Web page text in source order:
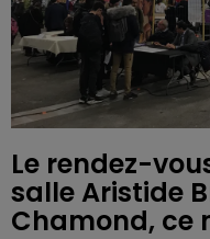
Le rendez-
salle Aristide
Chamond, ce